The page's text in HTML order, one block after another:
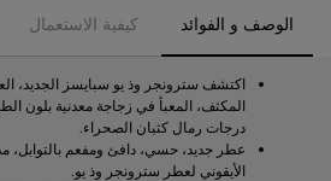
الوصف و الفوائد كيفية الاستعمال
اكتشف سترونجر وذ يو سبايسز الجديد،
المكثف، المعبأ في زجاجة معدنية بلون
درجات رمال كثبان الصحراء.
عطر جديد، حسي، دافئ ومفعم بالتوابل،
الأيقوني لعطر سترونجر وذ يو.